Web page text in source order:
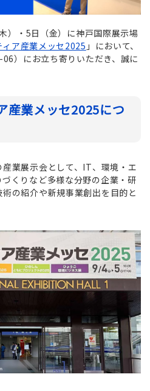
）・5日（金）に神戸国際展示場
ィア産業メッセ2025 」において、
）にお立ち寄りいただき、誠に
産業メッセ2025につ
業展示会として、IT、環境・エ
くりなど多様な分野の企業・研
の紹介や新規事業創出を目的と